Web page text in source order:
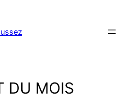
DU MOIS